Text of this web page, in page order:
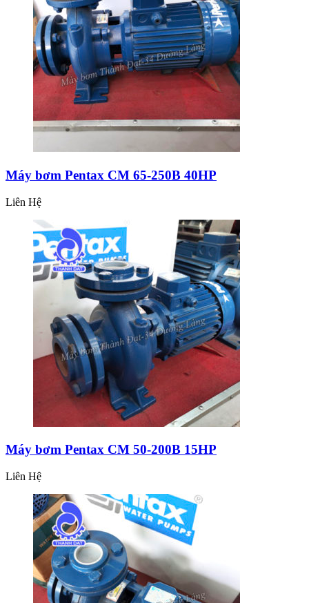
Máy bơm Pentax CM 65-250B 40HP
Liên Hệ
Máy bơm Pentax CM 50-200B 15HP
Liên Hệ